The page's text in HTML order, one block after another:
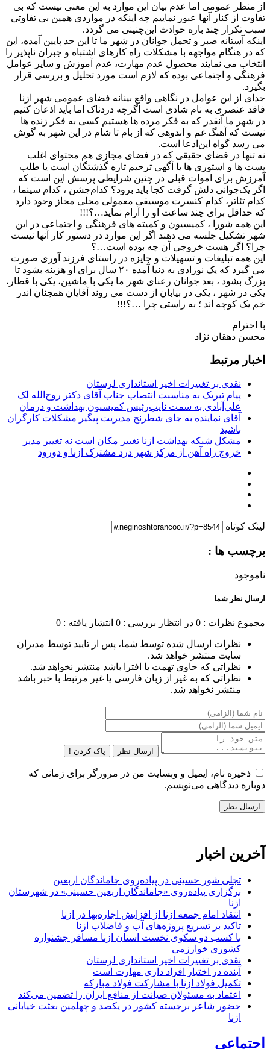
از منظر عمومی اما عدم بیان این موارد به این معنی نیست که بی
تفاوت از کنار آنها عبور نماییم چه اینکه در مواردی همین بی تفاوتی
سبب تکرار چند باره حوادث این‌چنینی می گردد.
اینکه آستانه صبر و تحمل جوانان در شهر ما تا این حد پایین آمده، این
که در هنگام مواجهه با مشکلات راه کارهای اشتباه و جبران ناپذیر را
انتخاب می نمایند محصول عدم مهارت، عدم آموزش و سایر عوامل
فرهنگی و اجتماعی بوده که لازم است مورد تحلیل و بررسی قرار
بگیرد.
جدای از این عوامل در نگاهی واقع بینانه فضای عمومی شهر ازنا
فاقد عنصری به نام شادی است اگرچه دردناک اما باید اذعان کنیم
در شهر ما آنقدر که به فکر مرده ها هستیم کسی به فکر زنده ها
نیست که آهنگ غم و اندوهی که از بام تا شام در این شهر به گوش
می رسد گواه این‌‌ادعا است.
نه تنها در فضای حقیقی که در فضای مجازی هم‌ محتوای اغلب
پست ها و استوری ها یا آگهی ترحیم تازه گذشتگان است یا طلب
آمرزش برای اموات قبلی در چنین شرایطی پرسش این است که
اگر یک‌جوانی دلش گرفت کجا باید برود؟ کدام‌جشن ، کدام سینما ،
کدام تئاتر، کدام کنسرت موسیقی معمولی محلی مجاز وجود دارد
که حداقل برای چند ساعت او را آرام‌ نماید…؟!!!
این همه شورا ، کمیسیون و کمیته های فرهنگی و اجتماعی در این
شهر تشکیل جلسه می دهند اگر این‌ موارد در دستور کار آنها نیست
چرا؟ اگر هست خروجی آن چه بوده است…؟
این همه تبلیغات و تسهیلات و جایزه در راستای فرزند آوری صورت
می گیرد که یک نوزادی به دنیا آمده ۲۰ سال برای او هزینه بشود تا
بزرگ بشود ، بعد جوانان رعنای شهر ما یکی با ماشین، یکی با قطار،
یکی در شهر ، یکی در بیابان از دست می روند آقایان همچنان اندر
خم یک کوچه اند ؛ به راستی چرا …؟!!!
با احترام
محسن دهقان نژاد
اخبار مرتبط
نقدی بر تغییرات اخیر استانداری لرستان
پیام تبریک به مناسبت انتصاب جناب آقای دکتر روح‌الله لک
علی‌آبادی به سمت نایب‌رئیس کمیسیون بهداشت و درمان
آقای نماینده به جای شطرنج مدیریت پیگیر مشکلات کارگران
باشید
مشکل شبکه بهداشت ازنا تغییر مکان است نه تغییر مدیر
خروج راه آهن از مرکز شهر درد مشترک ازنا و دورود
لینک کوتاه
برچسب ها :
ناموجود
ارسال نظر شما
مجموع نظرات : 0 در انتظار بررسی : 0 انتشار یافته : 0
نظرات ارسال شده توسط شما، پس از تایید توسط مدیران
سایت منتشر خواهد شد.
نظراتی که حاوی تهمت یا افترا باشد منتشر نخواهد شد.
نظراتی که به غیر از زبان فارسی یا غیر مرتبط با خبر باشد
منتشر نخواهد شد.
ارسال نظر پاک کردن !
ذخیره نام، ایمیل و وبسایت من در مرورگر برای زمانی که
دوباره دیدگاهی می‌نویسم.
آخرین اخبار
تجلی شور حسینی در پیاده‌روی جاماندگان اربعین
برگزاری پیاده‌روی «جاماندگان اربعین حسینی» در شهرستان
ازنا
انتقاد امام جمعه ازنا از افزایش اجاره‌بها در ازنا
تاکید بر تسریع پروژه‌های آب و فاضلاب ازنا
با کسب دو سکوی نخست استان ازنا مسافر جشنواره
کشوری خوارزمی
نقدی بر تغییرات اخیر استانداری لرستان
آینده در اختیار افراد داری مهارت است
تکمیل فولاد ازنا با مشارکت فولاد مبارکه
اعتماد به مسئولان صیانت از منافع ایران را تضمین می‌کند
حضور شاعر برجسته کشور در یکصد و چهلمین بعثت خیابانی
ازنا
اجتماعی